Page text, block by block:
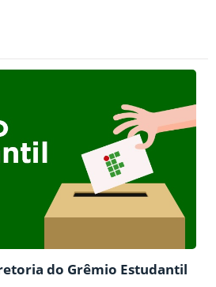
do Grêmio Estudantil